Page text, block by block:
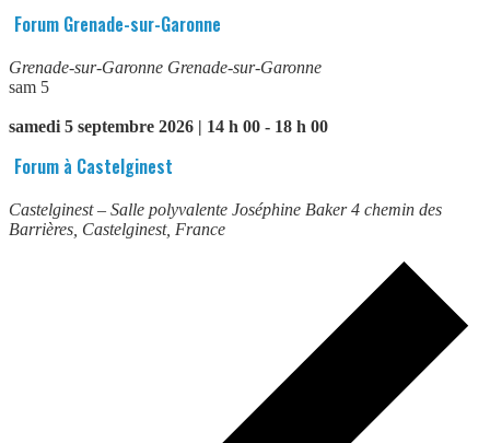
Forum Grenade-sur-Garonne
Grenade-sur-Garonne Grenade-sur-Garonne
sam 5
samedi 5 septembre 2026 | 14 h 00 - 18 h 00
Forum à Castelginest
Castelginest – Salle polyvalente Joséphine Baker4 chemin des
Barrières, Castelginest, France